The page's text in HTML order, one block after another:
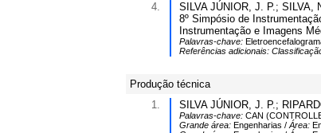
4.
SILVA JÚNIOR, J. P.; SILVA,
8º Simpósio de
Instrumentação e Imagens
Palavras-chave:
Referências adicionais:
Produção técnica
1.
SILVA JÚNIOR, J. P.;
Palavras-chave: CAN
Grande área: Engenharias / Área: